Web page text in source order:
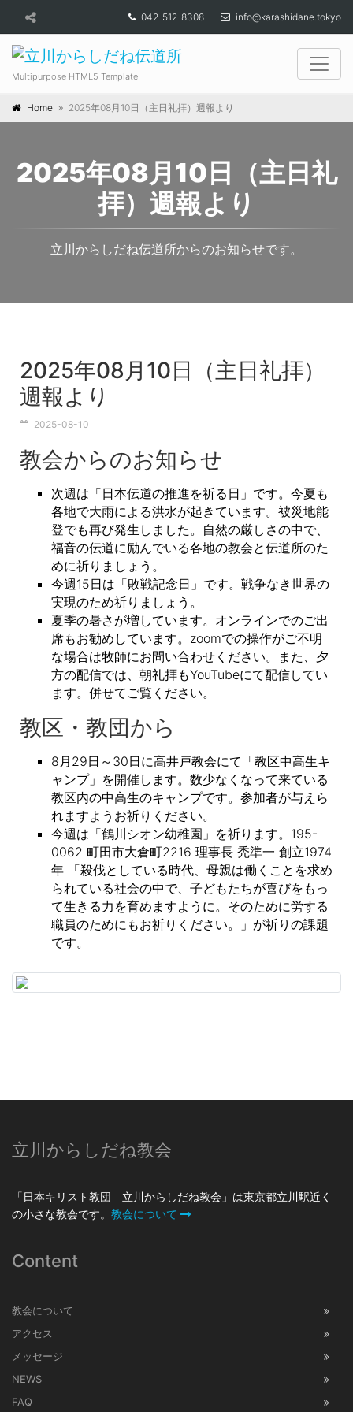
042-512-8308 info@karashidane.tokyo
Multipurpose HTML5 Template
Home 2025年08月10日（主日礼拝）週報より
2025年08月10日（主日礼
拝）週報より
立川からしだね伝道所からのお知らせです。
2025年08月10日（主日礼拝）
週報より
2025-08-10
教会からのお知らせ
次週は「日本伝道の推進を祈る日」です。今夏も
各地で大雨による洪水が起きています。被災地能
登でも再び発生しました。自然の厳しさの中で、
福音の伝道に励んでいる各地の教会と伝道所のた
めに祈りましょう。
今週15日は「敗戦記念日」です。戦争なき世界の
実現のため祈りましょう。
夏季の暑さが増しています。オンラインでのご出
席もお勧めしています。zoomでの操作がご不明
な場合は牧師にお問い合わせください。また、夕
方の配信では、朝礼拝もYouTubeにて配信してい
ます。併せてご覧ください。
教区・教団から
8月29日～30日に高井戸教会にて「教区中高生キ
ャンプ」を開催します。数少なくなって来ている
教区内の中高生のキャンプです。参加者が与えら
れますようお祈りください。
今週は「鶴川シオン幼稚園」を祈ります。195-
0062 町田市大倉町2216 理事長 禿準一 創立1974
年 「殺伐としている時代、母親は働くことを求め
られている社会の中で、子どもたちが喜びをもっ
て生きる力を育めますように。そのために労する
職員のためにもお祈りください。」が祈りの課題
です。
立川からしだね教会
「日本キリスト教団 立川からしだね教会」は東京都立川駅近く
の小さな教会です。 教会について
Content
教会について
アクセス
メッセージ
NEWS
FAQ